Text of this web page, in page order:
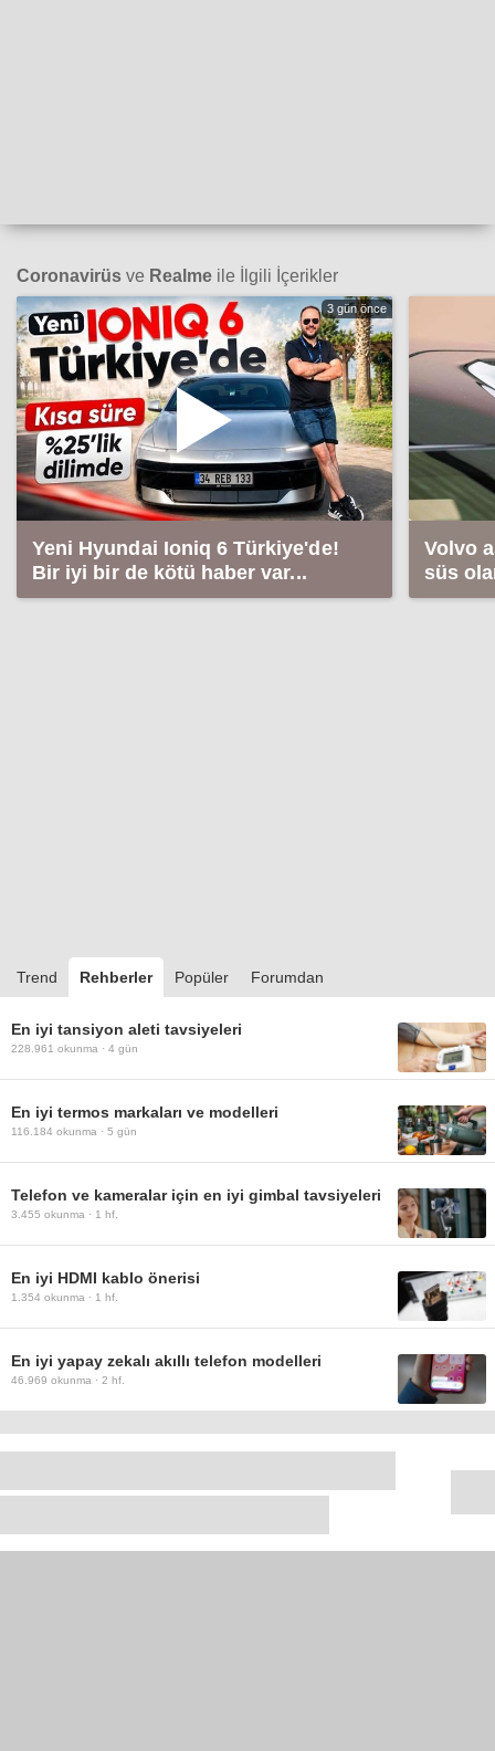
Coronavirüs ve Realme ile İlgili İçerikler
3 gün önce
Yeni Hyundai Ioniq 6 Türkiye'de!
Bir iyi bir de kötü haber var...
Volvo
süs
Trend Rehberler Popüler Forumdan
En iyi tansiyon aleti tavsiyeleri
228.961 okunma · 4 gün
En iyi termos markaları ve modelleri
116.184 okunma · 5 gün
Telefon ve kameralar için en iyi gimbal tavsiyeleri
3.455 okunma · 1 hf.
En iyi HDMI kablo önerisi
1.354 okunma · 1 hf.
En iyi yapay zekalı akıllı telefon modelleri
46.969 okunma · 2 hf.